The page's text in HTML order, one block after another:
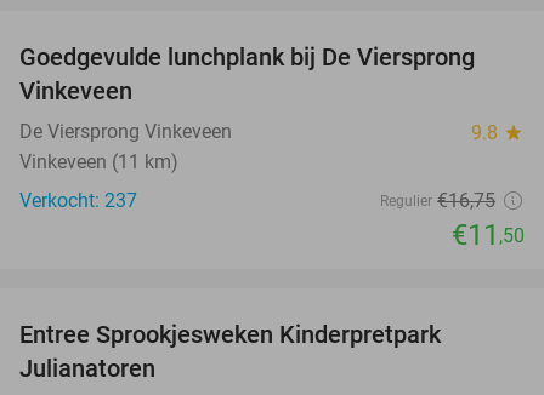
31%
Goedgevulde lunchplank bij De Viersprong
Vinkeveen
De Viersprong Vinkeveen 9.8 star
Vinkeveen (11 km)
Verkocht: 237
Regulier €16,75
€11 ,50
Entree Sprookjesweken Kinderpretpark
Julianatoren